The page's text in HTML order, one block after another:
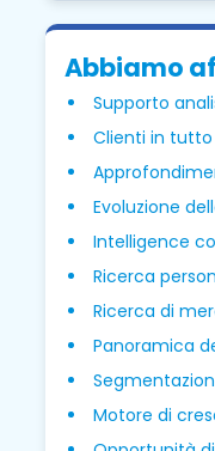
Abbiamo
Supporto
Clienti in
Evoluzione
Intelligence
Ricerca
Ricerca di
Panoramica
Motore di